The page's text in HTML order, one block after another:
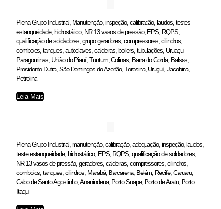
Plena Grupo Industrial, Manutenção, inspeção, calibração, laudos, testes
estanqueidade, hidrostático, NR 13 vasos de pressão, EPS, RQPS,
qualificação de soldadores, grupo geradores, compressores, cilindros,
comboios, tanques, autoclaves, caldeiras, boilers, tubulações, Uruaçu,
Paragominas, União do Piauí, Tuntum, Colinas, Barra do Corda, Balsas,
Presidente Dutra, São Domingos do Azeitão, Teresina, Uruçuí, Jacobina,
Petrolina
Leia Mais
Plena Grupo Industrial, manutenção, calibração, adequação, inspeção, laudos,
teste estanqueidade, hidrostático, EPS, RQPS, qualificação de soldadores,
NR 13 vasos de pressão, geradores, caldeiras, compressores, cilindros,
comboios, tanques, cilindros, Marabá, Barcarena, Belém, Recife, Caruaru,
Cabo de Santo Agostinho, Ananindeua, Porto Suape, Porto de Aratu, Porto
Itaqui